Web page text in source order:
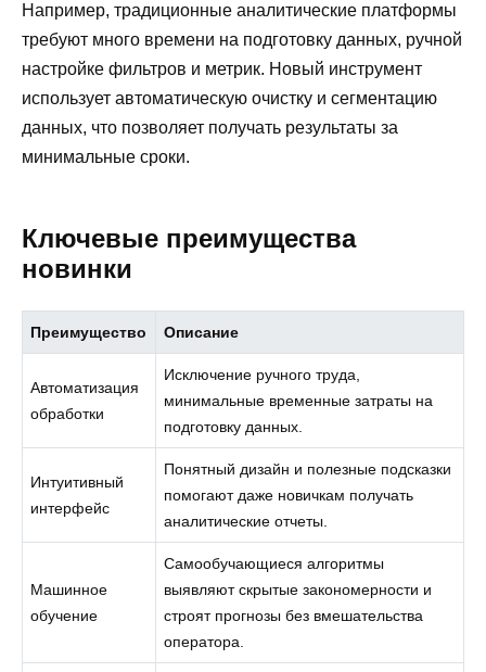
Например, традиционные аналитические платформы
требуют много времени на подготовку данных, ручной
настройке фильтров и метрик. Новый инструмент
использует автоматическую очистку и сегментацию
данных, что позволяет получать результаты за
минимальные сроки.
Ключевые преимущества
новинки
Преимущество Описание
Автоматизация
обработки
Исключение ручного труда,
минимальные временные затраты на
подготовку данных.
Интуитивный
интерфейс
Понятный дизайн и полезные подсказки
помогают даже новичкам получать
аналитические отчеты.
Машинное
обучение
Самообучающиеся алгоритмы
выявляют скрытые закономерности и
строят прогнозы без вмешательства
оператора.